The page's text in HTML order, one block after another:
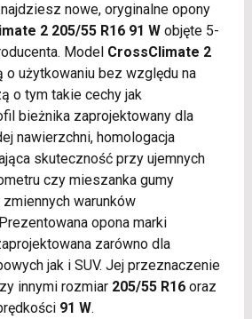
nowe, oryginalne opony
2 205/55 R16 91 Wobjęte 5-
Model CrossClimate 2
użytkowaniu bez względu na
o tym takie cechy jak
bieżnika zaprojektowany dla
nawierzchni, homologacja
skuteczność przy ujemnych
czy mieszanka gumy
warunków
opona marki
zarówno dla
jak i SUV. Jej przeznaczenie
innymi rozmiar 205/55 R16oraz
91 W.